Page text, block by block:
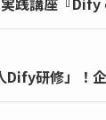
研修」！